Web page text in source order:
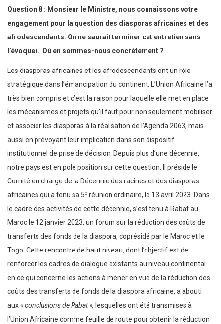
Question 8 : Monsieur le Ministre, nous connaissons votre
engagement pour la question des diasporas africaines et des
afrodescendants. On ne saurait terminer cet entretien sans
l’évoquer. Où en sommes-nous concrètement ?
Les diasporas africaines et les afrodescendants ont un rôle
stratégique dans l’émancipation du continent. L’Union Africaine l’a
très bien compris et c’est la raison pour laquelle elle met en place
les mécanismes et projets qu’il faut pour non seulement mobiliser
et associer les diasporas à la réalisation de l’Agenda 2063, mais
aussi en prévoyant leur implication dans son dispositif
institutionnel de prise de décision. Depuis plus d’une décennie,
notre pays est en pole position sur cette question. Il préside le
Comité en charge de la Décennie des racines et des diasporas
africaines qui a tenu sa 5e réunion ordinaire, le 13 avril 2023. Dans
le cadre des activités de cette décennie, s’est tenu à Rabat au
Maroc le 12 janvier 2023, un forum sur la réduction des coûts de
transferts des fonds de la diaspora, coprésidé par le Maroc et le
Togo. Cette rencontre de haut niveau, dont l’objectif est de
renforcer les cadres de dialogue existants au niveau continental
en ce qui concerne les actions à mener en vue de la réduction des
coûts des transferts de fonds de la diaspora africaine, a abouti
aux« conclusions de Rabat », lesquelles ont été transmises à
l’Union Africaine comme feuille de route pour obtenir la réduction